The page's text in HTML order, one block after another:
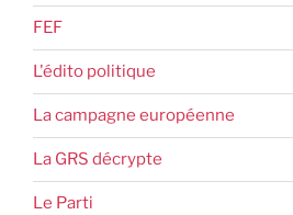
FEF
L'édito politique
La campagne européenne
La GRS décrypte
Le Parti